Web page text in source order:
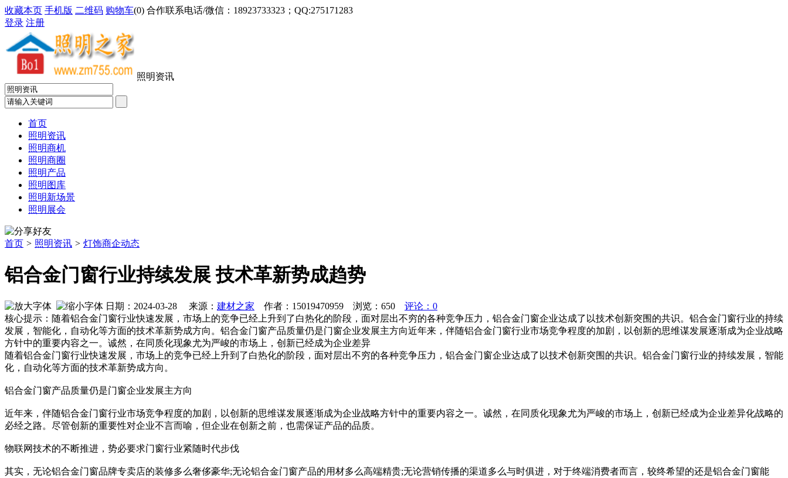
收藏本页 手机版 二维码 购物车(0) 合作联系电话/微信：18923733323；QQ:275171283
登录 注册
照明资讯
首页
照明资讯
照明商机
照明商圈
照明产品
照明图库
照明新场景
照明展会
首页 > 照明资讯 > 灯饰商企动态
铝合金门窗行业持续发展 技术革新势成趋势
日期：2024-03-28 来源： 建材之家 作者：15019470959 浏览： 650
评论：0
核心提示：随着铝合金门窗行业快速发展，市场上的竞争已经上升到了白热化的阶段，面对层出不穷的各种竞争压力，铝合金门窗企业达成了以技术创新突围的共识。铝合金门窗行业的持续
发展，智能化，自动化等方面的技术革新势成方向。铝合金门窗产品质量仍是门窗企业发展主方向近年来，伴随铝合金门窗行业市场竞争程度的加剧，以创新的思维谋发展逐渐成为企业战略
方针中的重要内容之一。诚然，在同质化现象尤为严峻的市场上，创新已经成为企业差异
随着铝合金门窗行业快速发展，市场上的竞争已经上升到了白热化的阶段，面对层出不穷的各种竞争压力，铝合金门窗企业达成了以技术创新突围的共识。铝合金门窗行业的持续发展，智能
化，自动化等方面的技术革新势成方向。
铝合金门窗产品质量仍是门窗企业发展主方向
近年来，伴随铝合金门窗行业市场竞争程度的加剧，以创新的思维谋发展逐渐成为企业战略方针中的重要内容之一。诚然，在同质化现象尤为严峻的市场上，创新已经成为企业差异化战略的
必经之路。尽管创新的重要性对企业不言而喻，但企业在创新之前，也需保证产品的品质。
物联网技术的不断推进，势必要求门窗行业紧随时代步伐
其实，无论铝合金门窗品牌专卖店的装修多么奢侈豪华;无论铝合金门窗产品的用材多么高端精贵;无论营销传播的渠道多么与时俱进，对于终端消费者而言，较终希望的还是铝合金门窗能